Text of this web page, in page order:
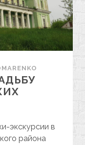
экскурсии в
района